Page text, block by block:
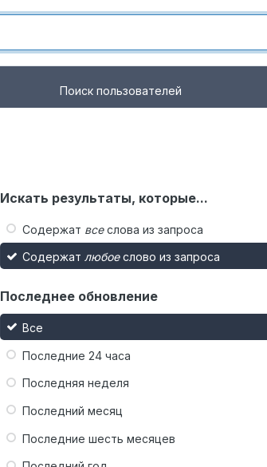
Поиск пользователей
Искать результаты, которые...
Содержат всеслова из запроса
Содержат любоеслово из запроса
Последнее обновление
Все
Последние 24 часа
Последняя неделя
Последний месяц
Последние шесть месяцев